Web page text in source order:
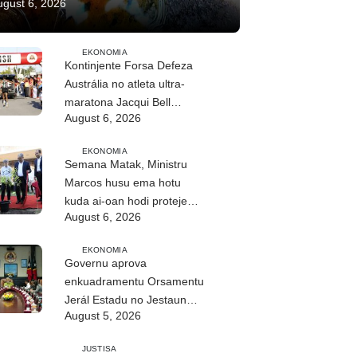
6, 2026
EKONOMIA
Kontinjente Forsa Defeza
Austrália no atleta ultra-
maratona Jacqui Bell
partisipa DIM 2026
August 6, 2026
EKONOMIA
Semana Matak, Ministru
Marcos husu ema hotu
kuda ai-oan hodi proteje
biodiversidade
August 6, 2026
EKONOMIA
Governu aprova
enkuadramentu Orsamentu
Jerál Estadu no Jestaun
Finanseira Públika
August 5, 2026
JUSTISA